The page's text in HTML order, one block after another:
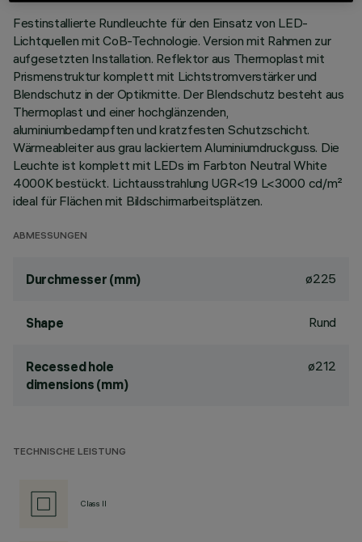
Festinstallierte Rundleuchte für den Einsatz von LED-
Lichtquellen mit CoB-Technologie. Version mit Rahmen zur
aufgesetzten Installation. Reflektor aus Thermoplast mit
Prismenstruktur komplett mit Lichtstromverstärker und
Blendschutz in der Optikmitte. Der Blendschutz besteht aus
Thermoplast und einer hochglänzenden,
aluminiumbedampften und kratzfesten Schutzschicht.
Wärmeableiter aus grau lackiertem Aluminiumdruckguss. Die
Leuchte ist komplett mit LEDs im Farbton Neutral White
4000K bestückt. Lichtausstrahlung UGR<19 L<3000 cd/m²
ideal für Flächen mit Bildschirmarbeitsplätzen.
ABMESSUNGEN
Durchmesser (mm) ø225
Shape Rund
Recessed hole
dimensions (mm)
ø212
TECHNISCHE LEISTUNG
Class II